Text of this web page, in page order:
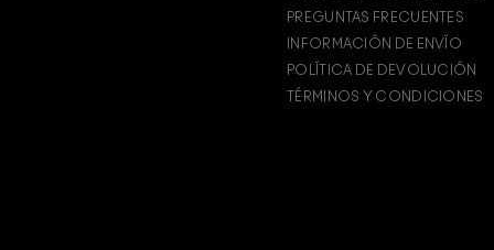
PREGUNTAS FRECUENTES
INFORMACIÓN DE ENVÍO
POLÍTICA DE DEVOLUCIÓN
TÉRMINOS Y CONDICIONES